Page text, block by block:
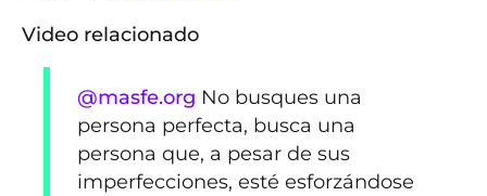
Video relacionado
@masfe.org No busques una
persona perfecta, busca una
persona que, a pesar de sus
imperfecciones, esté esforzándose